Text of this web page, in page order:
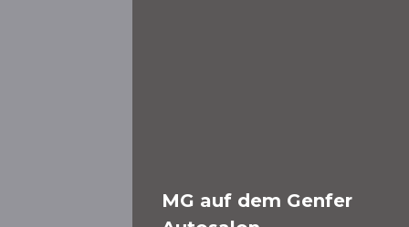
MG auf dem Genfer